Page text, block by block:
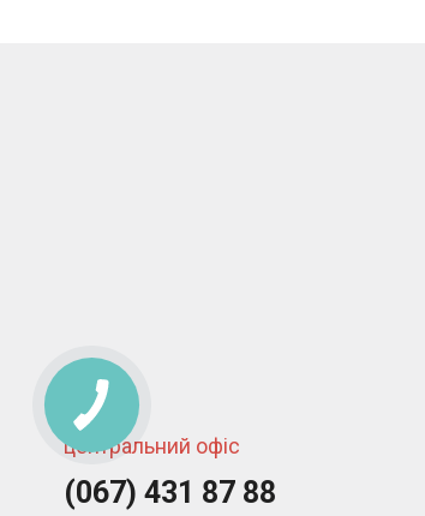
центральний офіс
(067) 431 87 88